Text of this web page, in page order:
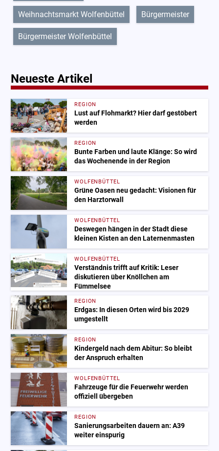
Weihnachtsmarkt Wolfenbüttel Bürgermeister
Bürgermeister Wolfenbüttel
Neueste Artikel
REGION
Lust auf Flohmarkt? Hier darf gestöbert
werden
REGION
Bunte Farben und laute Klänge: So wird
das Wochenende in der Region
WOLFENBÜTTEL
Grüne Oasen neu gedacht: Visionen für
den Harztorwall
WOLFENBÜTTEL
Deswegen hängen in der Stadt diese
kleinen Kisten an den Laternenmasten
WOLFENBÜTTEL
Verständnis trifft auf Kritik: Leser
diskutieren über Knöllchen am
Fümmelsee
REGION
Erdgas: In diesen Orten wird bis 2029
umgestellt
REGION
Kindergeld nach dem Abitur: So bleibt
der Anspruch erhalten
WOLFENBÜTTEL
Fahrzeuge für die Feuerwehr werden
offiziell übergeben
REGION
Sanierungsarbeiten dauern an: A39
weiter einspurig